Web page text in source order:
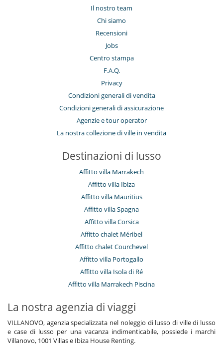
Il nostro team
Chi siamo
Recensioni
Jobs
Centro stampa
F.A.Q.
Privacy
Condizioni generali di vendita
Condizioni generali di assicurazione
Agenzie e tour operator
La nostra collezione di ville in vendita
Destinazioni di lusso
Affitto villa Marrakech
Affitto villa Ibiza
Affitto villa Mauritius
Affitto villa Spagna
Affitto villa Corsica
Affitto chalet Méribel
Affitto chalet Courchevel
Affitto villa Portogallo
Affitto villa Isola di Ré
Affitto villa Marrakech Piscina
La nostra agenzia di viaggi
VILLANOVO, agenzia specializzata nel noleggio di lusso di ville di lusso
e case di lusso per una vacanza indimenticabile, possiede i marchi
Villanovo, 1001 Villas e Ibiza House Renting.